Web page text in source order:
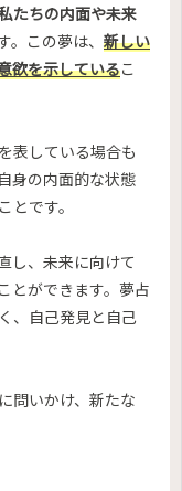
たちの内面や未来
。この夢は、 新しい
欲を示しているこ
表している場合も
身の内面的な状態
です。
し、未来に向けて
とができます。夢占
、自己発見と自己
問いかけ、新たな